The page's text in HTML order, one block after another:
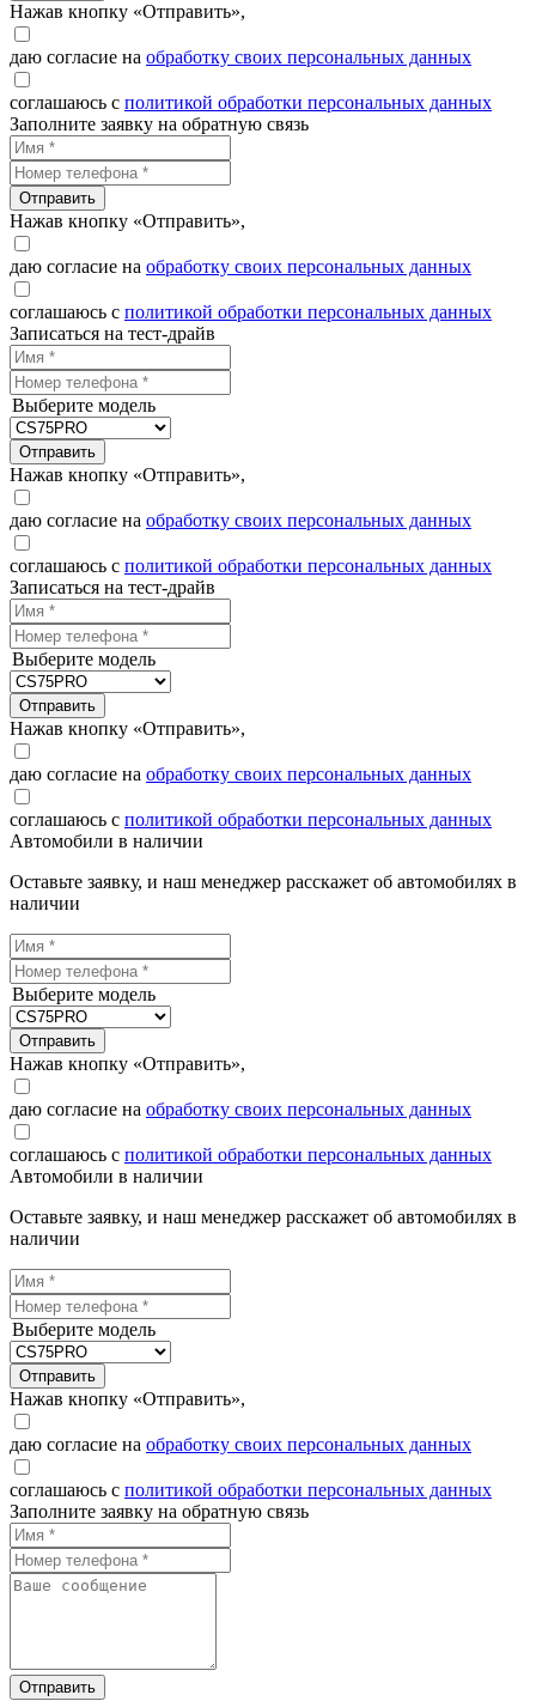
Нажав кнопку «Отправить»,
даю согласие на обработку своих персональных данных
соглашаюсь с политикой обработки персональных данных
Заполните заявку на обратную связь
Отправить
Нажав кнопку «Отправить»,
даю согласие на обработку своих персональных данных
соглашаюсь с политикой обработки персональных данных
Записаться на тест-драйв
Выберите модель
Отправить
Нажав кнопку «Отправить»,
даю согласие на обработку своих персональных данных
соглашаюсь с политикой обработки персональных данных
Записаться на тест-драйв
Выберите модель
Отправить
Нажав кнопку «Отправить»,
даю согласие на обработку своих персональных данных
соглашаюсь с политикой обработки персональных данных
Автомобили в наличии
Оставьте заявку, и наш менеджер расскажет об автомобилях в
наличии
Выберите модель
Отправить
Нажав кнопку «Отправить»,
даю согласие на обработку своих персональных данных
соглашаюсь с политикой обработки персональных данных
Автомобили в наличии
Оставьте заявку, и наш менеджер расскажет об автомобилях в
наличии
Выберите модель
Отправить
Нажав кнопку «Отправить»,
даю согласие на обработку своих персональных данных
соглашаюсь с политикой обработки персональных данных
Заполните заявку на обратную связь
Отправить